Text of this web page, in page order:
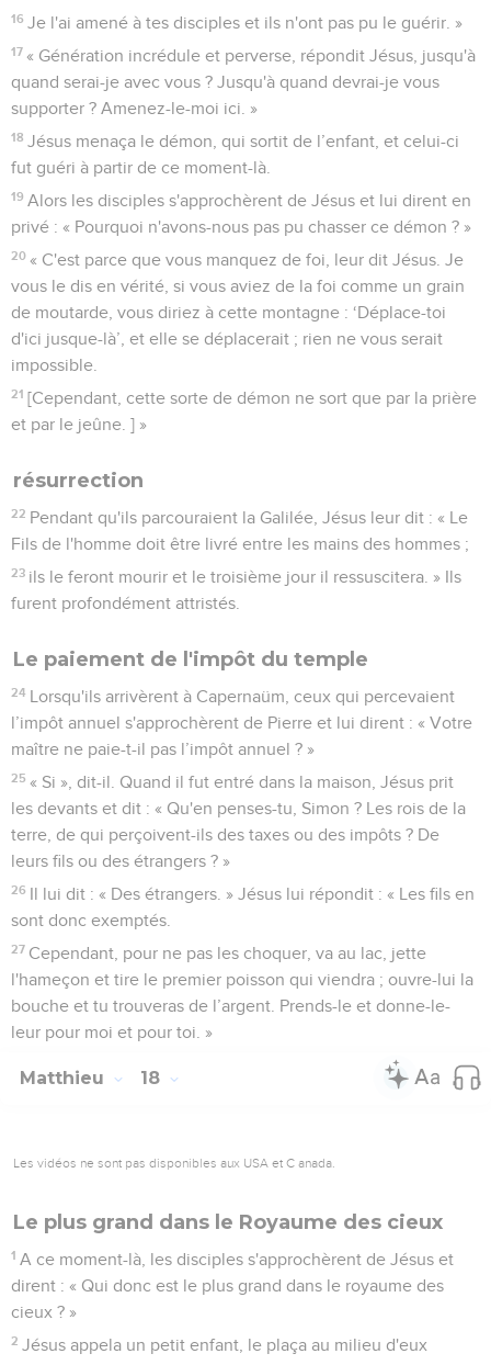
16 Je l'ai amené à tes disciples et ils n'ont pas pu le guérir. »
17 « Génération incrédule et perverse, répondit Jésus, jusqu'à
quand serai-je avec vous ? Jusqu'à quand devrai-je vous
supporter ? Amenez-le-moi ici. »
18 Jésus menaça le démon, qui sortit de l’enfant, et celui-ci
fut guéri à partir de ce moment-là.
19 Alors les disciples s'approchèrent de Jésus et lui dirent en
privé : « Pourquoi n'avons-nous pas pu chasser ce démon ? »
20 « C'est parce que vous manquez de foi, leur dit Jésus. Je
vous le dis en vérité, si vous aviez de la foi comme un grain
de moutarde, vous diriez à cette montagne : ‘Déplace-toi
d'ici jusque-là’, et elle se déplacerait ; rien ne vous serait
impossible.
21 [Cependant, cette sorte de démon ne sort que par la prière
et par le jeûne. ] »
résurrection
22 Pendant qu'ils parcouraient la Galilée, Jésus leur dit : « Le
Fils de l'homme doit être livré entre les mains des hommes ;
23 ils le feront mourir et le troisième jour il ressuscitera. » Ils
furent profondément attristés.
Le paiement de l'impôt du temple
24 Lorsqu'ils arrivèrent à Capernaüm, ceux qui percevaient
l’impôt annuel s'approchèrent de Pierre et lui dirent : « Votre
maître ne paie-t-il pas l’impôt annuel ? »
25 « Si », dit-il. Quand il fut entré dans la maison, Jésus prit
les devants et dit : « Qu'en penses-tu, Simon ? Les rois de la
terre, de qui perçoivent-ils des taxes ou des impôts ? De
leurs fils ou des étrangers ? »
26 Il lui dit : « Des étrangers. » Jésus lui répondit : « Les fils en
sont donc exemptés.
27 Cependant, pour ne pas les choquer, va au lac, jette
l'hameçon et tire le premier poisson qui viendra ; ouvre-lui la
bouche et tu trouveras de l’argent. Prends-le et donne-le-
leur pour moi et pour toi. »
Matthieu 18
Les vidéos ne sont pas disponibles aux USA et C anada.
Le plus grand dans le Royaume des cieux
1 A ce moment-là, les disciples s'approchèrent de Jésus et
dirent : « Qui donc est le plus grand dans le royaume des
cieux ? »
2 Jésus appela un petit enfant, le plaça au milieu d'eux